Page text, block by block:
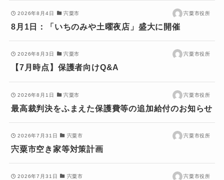
2026年8月4日 宍粟市 宍粟市役所
8月1日：「いちのみや土曜夜店」盛大に開催
2026年8月3日 宍粟市 宍粟市役所
【7月時点】保護者向けQ&A
2026年8月1日 宍粟市 宍粟市役所
最高裁判決をふまえた保護費等の追加給付のお知らせ
2026年7月31日 宍粟市 宍粟市役所
宍粟市空き家等対策計画
2026年7月31日 宍粟市 宍粟市役所